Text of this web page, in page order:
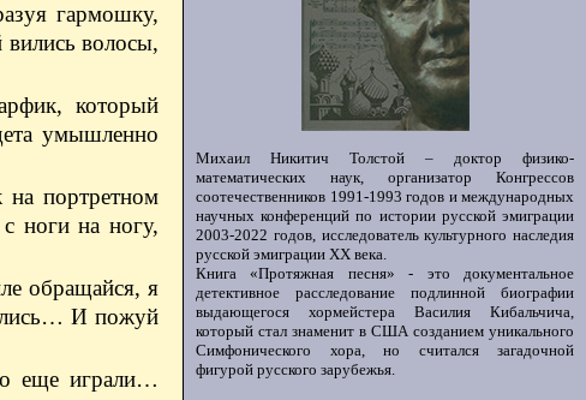
гармошку,
волосы,
который
умышленно
портретном
ноги на ногу,
обращайся, я
И пожуй
еще играли…
Михаил Никитич Толстой – доктор физико-
математических наук, организатор Конгрессов
соотечественников 1991-1993 годов и международных
научных конференций по истории русской эмиграции
2003-2022 годов, исследователь культурного наследия
русской эмиграции ХХ века.
Книга «Протяжная песня» - это документальное
детективное расследование подлинной биографии
выдающегося хормейстера Василия Кибальчича,
который стал знаменит в США созданием уникального
Симфонического хора, но считался загадочной
фигурой русского зарубежья.